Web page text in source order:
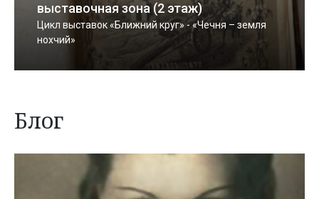
выставочная зона (2 этаж)
Цикл выставок «Ближний круг» - «Чечня – земля
нохчий»
Блог